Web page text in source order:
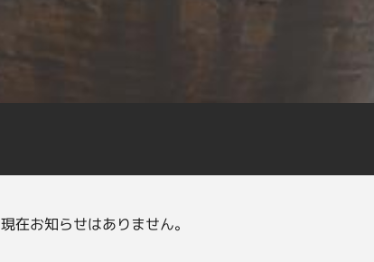
現在お知らせはありません。